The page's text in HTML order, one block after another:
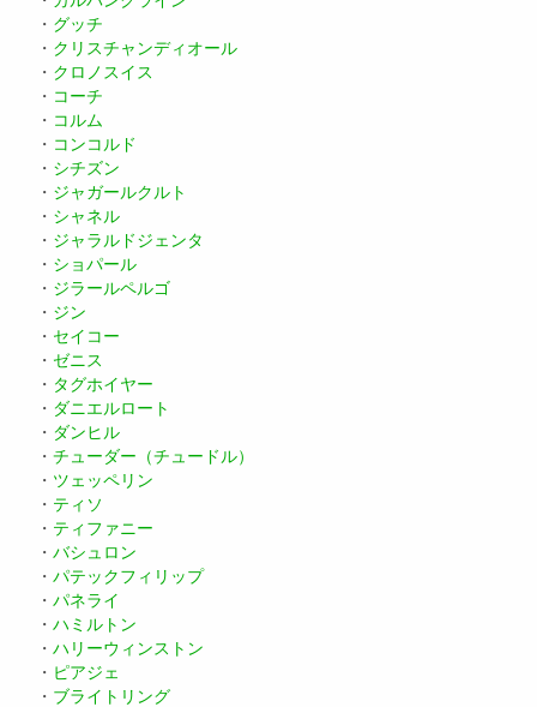
・ グッチ
・ クリスチャンディオール
・ クロノスイス
・ コーチ
・ コルム
・ コンコルド
・ シチズン
・ ジャガールクルト
・ シャネル
・ ジャラルドジェンタ
・ ショパール
・ ジラールペルゴ
・ ジン
・ セイコー
・ ゼニス
・ タグホイヤー
・ ダニエルロート
・ ダンヒル
・ チューダー（チュードル）
・ ツェッペリン
・ ティソ
・ ティファニー
・ バシュロン
・ パテックフィリップ
・ パネライ
・ ハミルトン
・ ハリーウィンストン
・ ピアジェ
・ ブライトリング